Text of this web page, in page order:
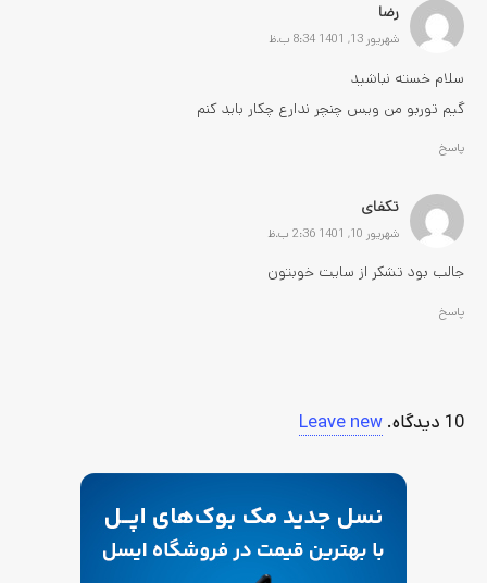
10 دیدگاه.
Leave new
رضا
شهریور 13, 1401 8:34 ب.ظ
سلام خسته نباشید
گیم توربو من ویس چنچر ندارع چکار باید کنم
پاسخ
تکفای
شهریور 10, 1401 2:36 ب.ظ
جالب بود تشکر از سایت خوبتون
پاسخ